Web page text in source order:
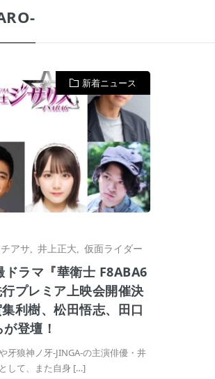
新着ニュース
チアサ 井上正大 仮面ライダー
ラマ『華衛士 F8ABA6
プレミア上映会開催決
利樹、松田悟志、田口
登壇！
牙狼神ノ牙-JINGA-の主演俳優・井
して、また自身 […]